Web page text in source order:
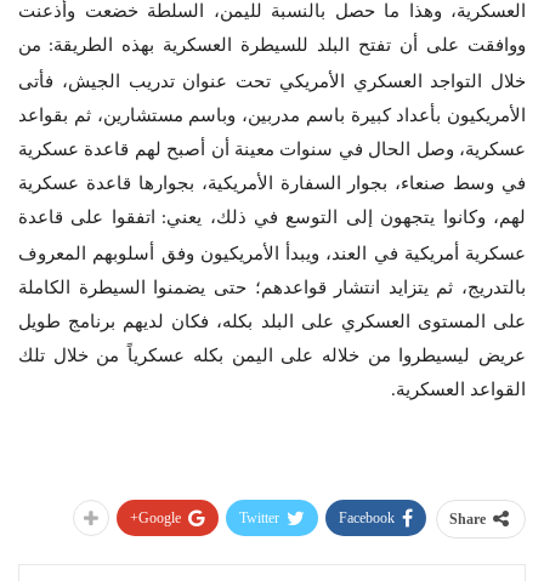
العسكرية، وهذا ما حصل بالنسبة لليمن، السلطة خضعت وأذعنت
ووافقت على أن تفتح البلد للسيطرة العسكرية بهذه الطريقة: من
خلال التواجد العسكري الأمريكي تحت عنوان تدريب الجيش، فأتى
الأمريكيون بأعداد كبيرة باسم مدربين، وباسم مستشارين، ثم بقواعد
عسكرية، وصل الحال في سنوات معينة أن أصبح لهم قاعدة عسكرية
في وسط صنعاء، بجوار السفارة الأمريكية، بجوارها قاعدة عسكرية
لهم، وكانوا يتجهون إلى التوسع في ذلك، يعني:
اتفقوا على قاعدة
عسكرية أمريكية في العند، ويبدأ الأمريكيون وفق أسلوبهم المعروف
بالتدريج، ثم يتزايد انتشار قواعدهم؛ حتى يضمنوا السيطرة الكاملة
على المستوى العسكري على البلد بكله، فكان لديهم برنامج طويل
عريض ليسيطروا من خلاله على اليمن بكله عسكرياً من خلال تلك
القواعد العسكرية.
Share
Facebook
Twitter
Google+